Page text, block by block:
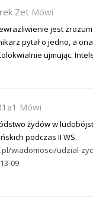
Zet Mówi
jest
pytał o jedno, a
ujmując.
Mówi
żydów w
podczas II WS.
wiadomosci/udzial-
09